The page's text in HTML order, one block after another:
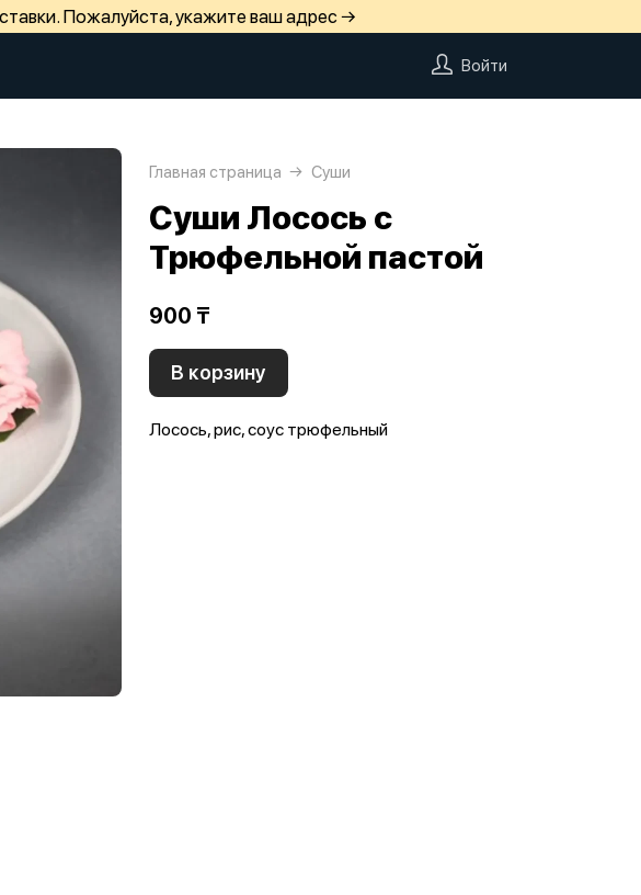
Пожалуйста, укажите ваш адрес →
Войти
Главная страница Суши
Суши Лосось с
Трюфельной пастой
900 ₸
В корзину
Лосось, рис, соус трюфельный